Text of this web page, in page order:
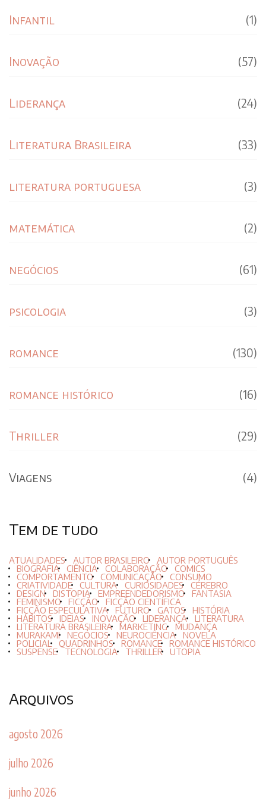
Infantil (1)
Inovação (57)
Liderança (24)
Literatura Brasileira (33)
literatura portuguesa (3)
matemática (2)
negócios (61)
psicologia (3)
romance (130)
romance histórico (16)
Thriller (29)
Viagens (4)
Tem de tudo
ATUALIDADES AUTOR BRASILEIRO AUTOR PORTUGUÊS
BIOGRAFIA CIÊNCIA COLABORAÇÃO COMICS
COMPORTAMENTO COMUNICAÇÃO CONSUMO
CRIATIVIDADE CULTURA CURIOSIDADES CÉREBRO
DESIGN DISTOPIA EMPREENDEDORISMO FANTASIA
FEMINISMO FICÇÃO FICÇÃO CIENTÍFICA
FICÇÃO ESPECULATIVA FUTURO GATOS HISTÓRIA
HÁBITOS IDEIAS INOVAÇÃO LIDERANÇA LITERATURA
LITERATURA BRASILEIRA MARKETING MUDANÇA
MURAKAMI NEGÓCIOS NEUROCIÊNCIA NOVELA
POLICIAL QUADRINHOS ROMANCE ROMANCE HISTÓRICO
SUSPENSE TECNOLOGIA THRILLER UTOPIA
Arquivos
agosto 2026
julho 2026
junho 2026